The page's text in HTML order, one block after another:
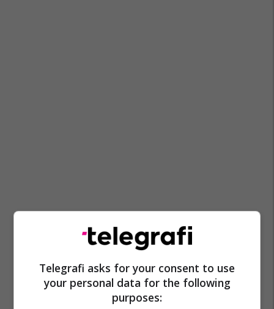
Telegrafi asks for your consent to use
your personal data for the following
purposes: